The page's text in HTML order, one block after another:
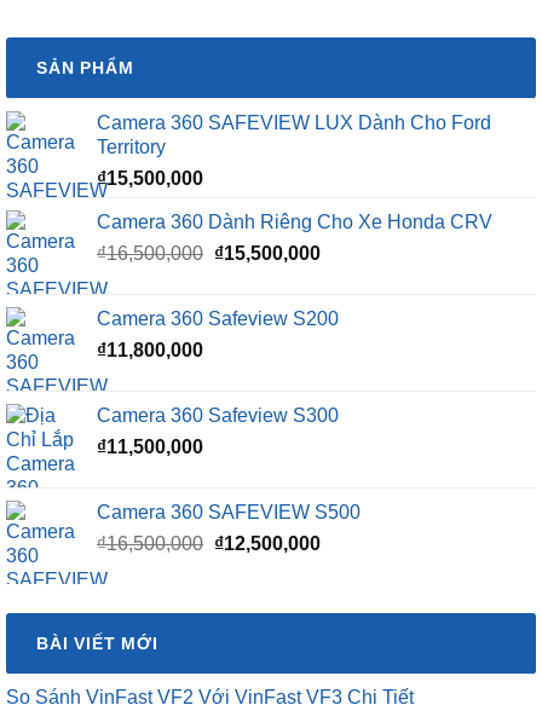
SẢN PHẨM
Camera 360 SAFEVIEW LUX Dành Cho Ford
Territory
₫15,500,000
Camera 360 Dành Riêng Cho Xe Honda CRV
₫16,500,000 Giá
₫16,500,000.
₫15,500,000Giá
là:
Camera 360 Safeview S200
₫11,800,000
Camera 360 Safeview S300
₫11,500,000
Camera 360 SAFEVIEW S500
₫16,500,000 Giá
₫16,500,000.
₫12,500,000Giá
là:
BÀI VIẾT MỚI
So Sánh VinFast VF2 Với VinFast VF3 Chi Tiết